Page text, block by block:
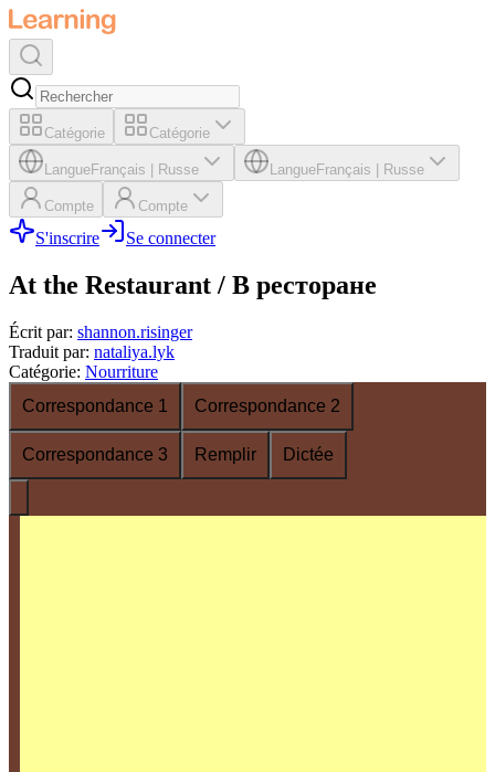
Catégorie Catégorie
LangueFrançais Russe LangueFrançais Russe
Compte Compte
S'inscrire Se connecter
At the Restaurant / В ресторане
Écrit par: shannon.risinger
Traduit par: nataliya.lyk
Catégorie: Nourriture
Correspondance 1
Correspondance 2
Correspondance 3 Remplir Dictée